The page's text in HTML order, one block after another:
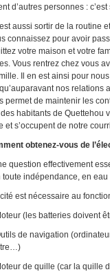
d’autres personnes :
aussi sortir de la routine
connaissez pour avoir
votre maison et votre
Vous rentrez chez vous
Il en est ainsi pour
nos relations
permet de maintenir les
habitants de Quettehou
et s’occupent de notre
obtenez-vous de
question effectivement
toute indépendance, en
est nécessaire au
(les batteries doivent
navigation (ordinateurs
de quille (car la quille